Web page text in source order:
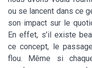
ou se lancent dans ce
son impact sur le
En effet, s’il existe
ce concept, le
flou. Même si